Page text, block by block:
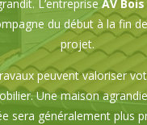
L’entrepriseAV Bois
du début à la fin
projet.
peuvent valoriser
Une maison
sera généralement plus